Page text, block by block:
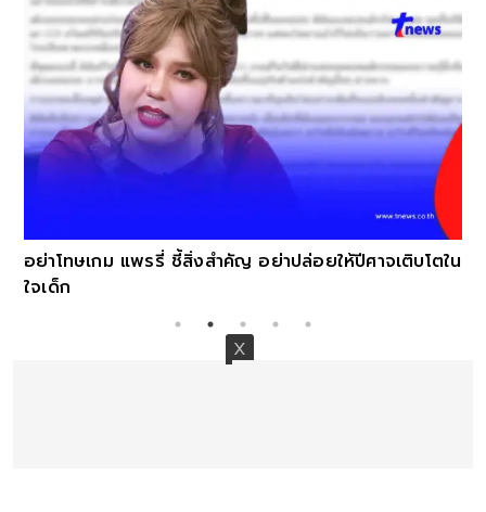
อย่าโทษเกม แพรรี่ ชี้สิ่งสำคัญ อย่าปล่อยให้ปีศาจเติบโตใน
ใจเด็ก